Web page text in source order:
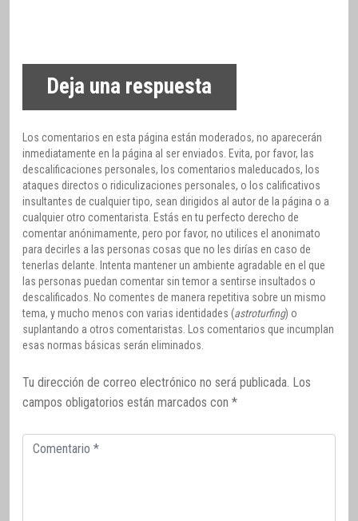
Deja una respuesta
Los comentarios en esta página están moderados, no aparecerán
inmediatamente en la página al ser enviados. Evita, por favor, las
descalificaciones personales, los comentarios maleducados, los
ataques directos o ridiculizaciones personales, o los calificativos
insultantes de cualquier tipo, sean dirigidos al autor de la página o a
cualquier otro comentarista. Estás en tu perfecto derecho de
comentar anónimamente, pero por favor, no utilices el anonimato
para decirles a las personas cosas que no les dirías en caso de
tenerlas delante. Intenta mantener un ambiente agradable en el que
las personas puedan comentar sin temor a sentirse insultados o
descalificados. No comentes de manera repetitiva sobre un mismo
tema, y mucho menos con varias identidades (astroturfing) o
suplantando a otros comentaristas. Los comentarios que incumplan
esas normas básicas serán eliminados.
Tu dirección de correo electrónico no será publicada. Los
campos obligatorios están marcados con *
Comentario